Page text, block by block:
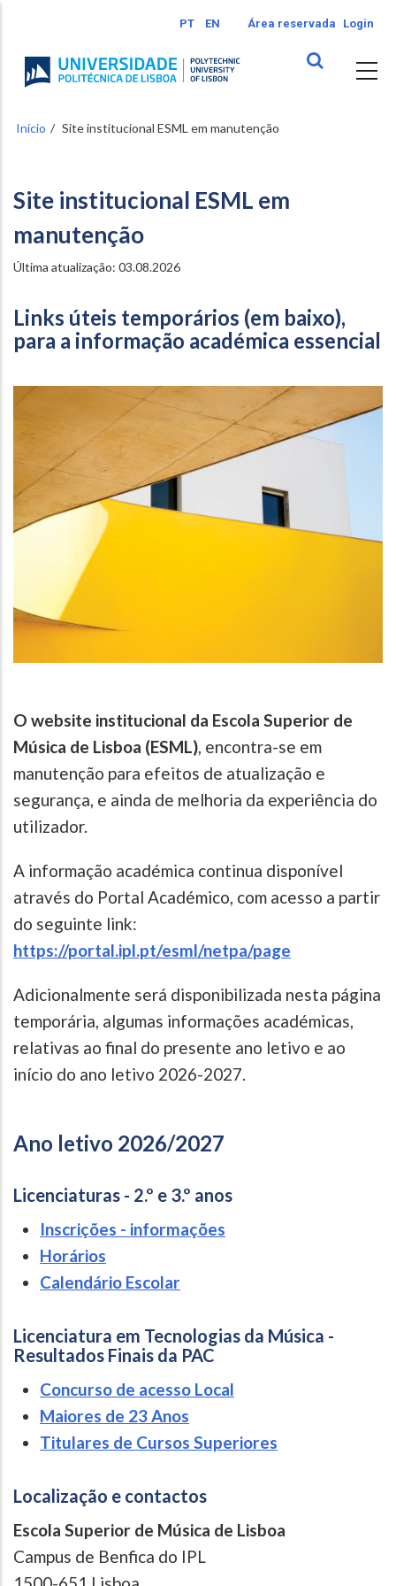
conteúdo
principal
PT EN Área reservada Login
Início Site institucional ESML em manutenção
Site institucional ESML em
manutenção
Última atualização: 03.08.2026
Links úteis temporários (em baixo),
para a informação académica essencial
O website institucional da Escola Superior de
Música de Lisboa (ESML), encontra-se em
manutenção para efeitos de atualização e
segurança, e ainda de melhoria da experiência do
utilizador.
A informação académica continua disponível
através do Portal Académico, com acesso a partir
do seguinte link:
https://portal.ipl.pt/esml/netpa/page
Adicionalmente será disponibilizada nesta página
temporária, algumas informações académicas,
relativas ao final do presente ano letivo e ao
início do ano letivo 2026-2027.
Ano letivo 2026/2027
Licenciaturas - 2.º e 3.º anos
Inscrições - informações
Horários
Calendário Escolar
Licenciatura em Tecnologias da Música -
Resultados Finais da PAC
Concurso de acesso Local
Maiores de 23 Anos
Titulares de Cursos Superiores
Localização e contactos
Escola Superior de Música de Lisboa
Campus de Benfica do IPL